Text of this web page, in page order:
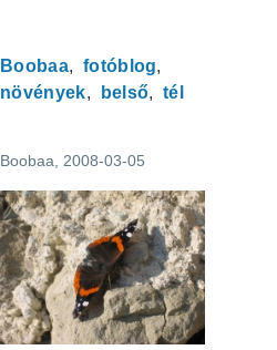
Boobaa
fotóblog
növények
belső tél
Boobaa , 2008-03-05